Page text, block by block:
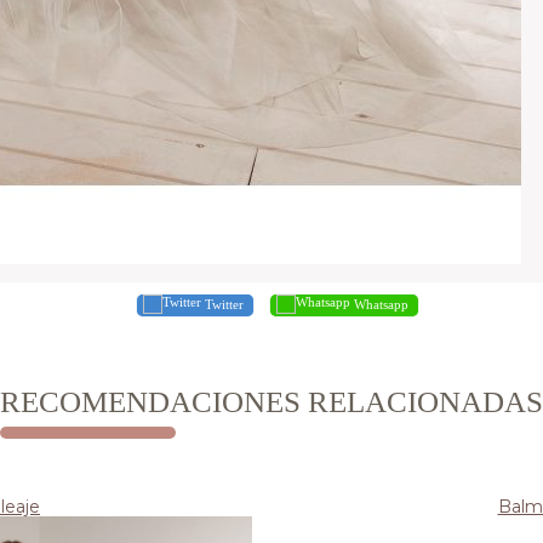
Twitter Whatsapp
RECOMENDACIONES RELACIONADAS